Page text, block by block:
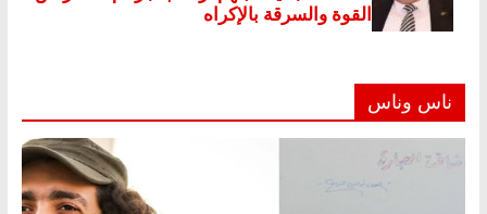
ناس وناس